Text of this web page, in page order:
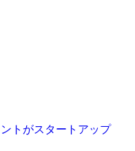
トがスタートアップ